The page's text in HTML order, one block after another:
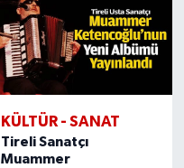
KÜLTÜR - SANAT
Tireli Sanatçı
Muammer